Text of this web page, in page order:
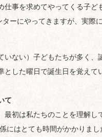
事を求めてやってくる子ど
ーにやってきますが、実際
ない）子どもたちが多く、
した曜日で誕生日を覚えて
て
初は私たちのことを理解し
にはとても時間がかかりま